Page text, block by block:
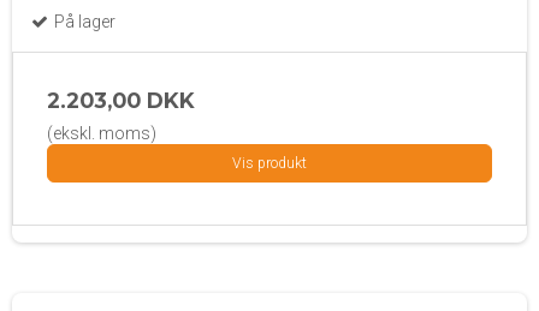
På lager
2.203,00 DKK
(ekskl. moms)
Vis produkt